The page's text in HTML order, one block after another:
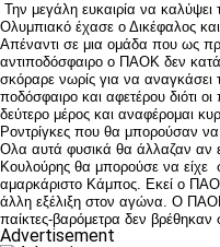
Την μεγάλη ευκαιρία να
Ολυμπιακό έχασε ο Δικέφαλος
Απέναντι σε μια ομάδα που ως
αντιποδόσφαιρο ο ΠΑΟΚ δεν
σκόραρε νωρίς για να αναγκάσει
ποδόσφαιρο και αφετέρου διότι
δεύτερο μέρος και αναφέρομαι
Ροντρίγκες που θα μπορούσαν
Ολα αυτά φυσικά θα άλλαζαν αν
Κουλούρης θα μπορούσε να είχε
αμαρκάριστο Κάμπος. Εκεί ο
άλλη εξέλιξη στον αγώνα. Ο
παίκτες-βαρόμετρα δεν βρέθηκαν
Advertisement